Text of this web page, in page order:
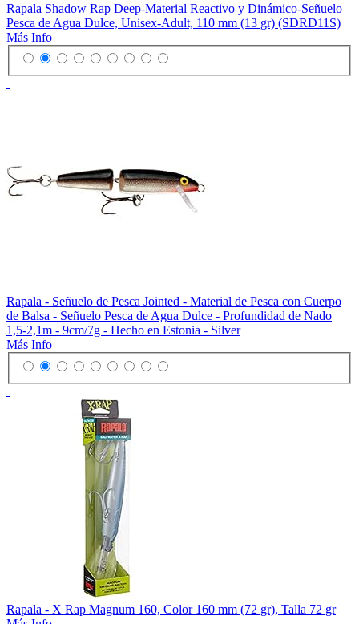
Rapala Shadow Rap Deep-Material Reactivo y Dinámico-Señuelo
Pesca de Agua Dulce, Unisex-Adult, 110 mm (13 gr) (SDRD11S)
Más Info
Rapala - Señuelo de Pesca Jointed - Material de Pesca con Cuerpo
de Balsa - Señuelo Pesca de Agua Dulce - Profundidad de Nado
1,5-2,1m - 9cm/7g - Hecho en Estonia - Silver
Más Info
Rapala - X Rap Magnum 160, Color 160 mm (72 gr), Talla 72 gr